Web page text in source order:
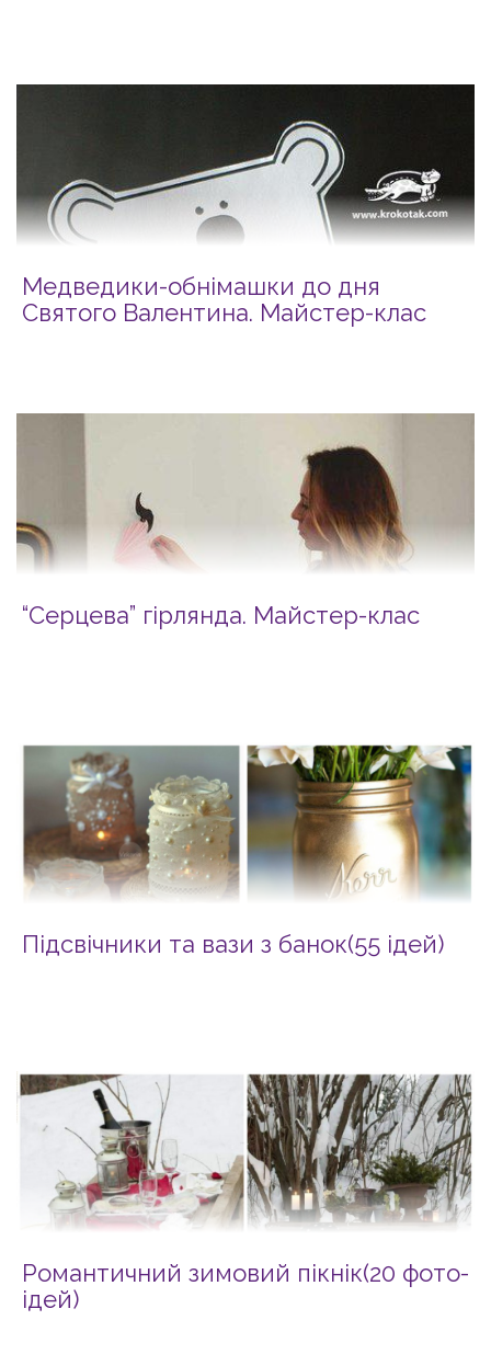
Медведики-обнімашки до дня
Святого Валентина. Майстер-клас
“Серцева” гірлянда. Майстер-клас
Підсвічники та вази з банок(55 ідей)
Романтичний зимовий пікнік(20 фото-
ідей)